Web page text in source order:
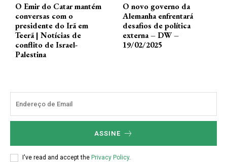
O Emir do Catar mantém
conversas com o
presidente do Irã em
Teerã | Notícias de
conflito de Israel-
Palestina
O novo governo da
Alemanha enfrentará
desafios de política
externa – DW –
19/02/2025
ASSINE
I've read and accept the Privacy Policy.